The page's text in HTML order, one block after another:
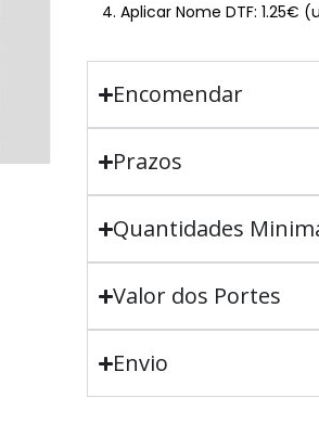
Aplicar Nome DTF: 1.25€
Encomendar
Prazos
Quantidades
Valor dos Portes
Envio